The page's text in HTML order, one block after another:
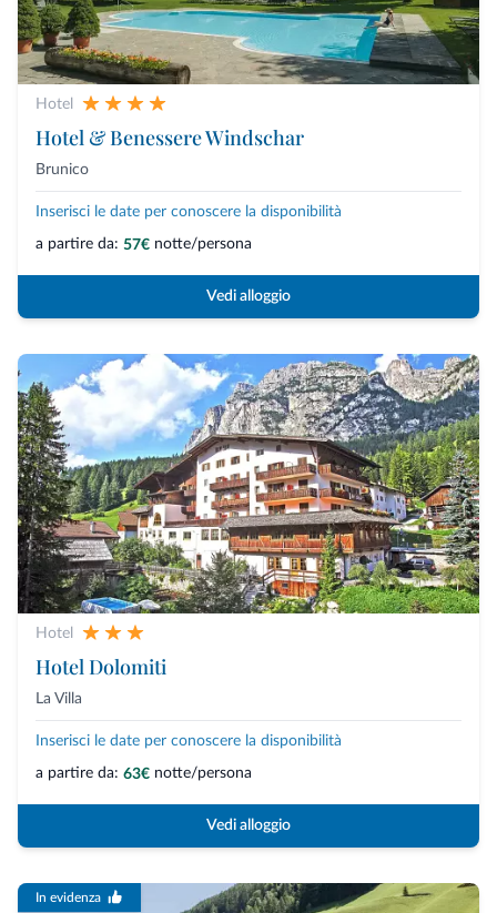
Hotel
Hotel & Benessere Windschar
Brunico
Inserisci le date per conoscere la disponibilità
a partire da: 57€ notte/persona
Vedi alloggio
Hotel
Hotel Dolomiti
La Villa
Inserisci le date per conoscere la disponibilità
a partire da: 63€ notte/persona
Vedi alloggio
In evidenza